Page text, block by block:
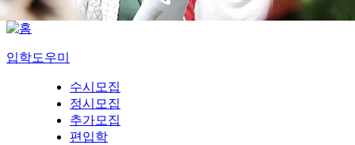
입학도우미
수시모집
정시모집
추가모집
편입학